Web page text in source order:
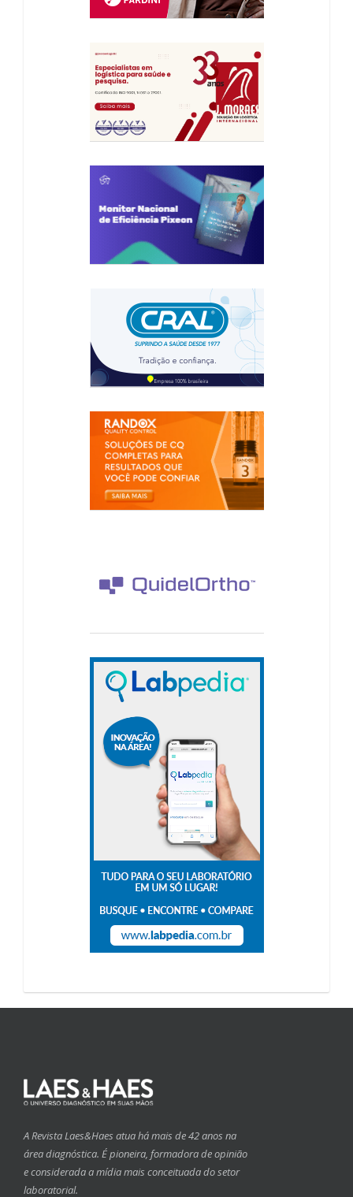
A Revista Laes&Haes atua há mais de 42 anos na
área diagnóstica. É pioneira, formadora de opinião
e considerada a mídia mais conceituada do setor
laboratorial.